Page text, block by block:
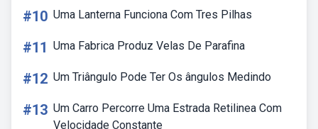
#10 Uma Lanterna Funciona Com Tres Pilhas
#11 Uma Fabrica Produz Velas De Parafina
#12 Um Triângulo Pode Ter Os ângulos Medindo
#13 Um Carro Percorre Uma Estrada Retilinea Com
Velocidade Constante